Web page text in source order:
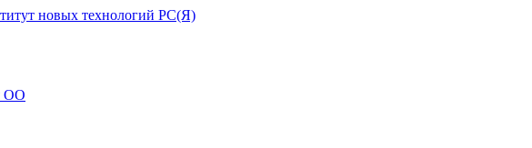
ОО